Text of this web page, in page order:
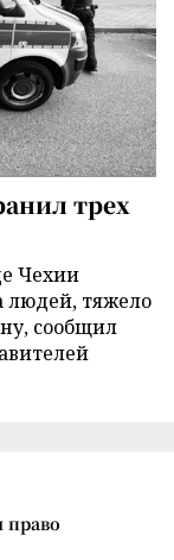
трех
Чехии
тяжело
сообщил
право